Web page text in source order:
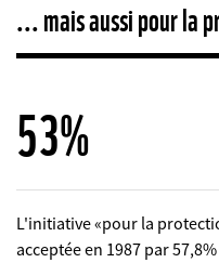
... mais aussi pour la
58%
L'initiative «pour la
acceptée en 1987 par